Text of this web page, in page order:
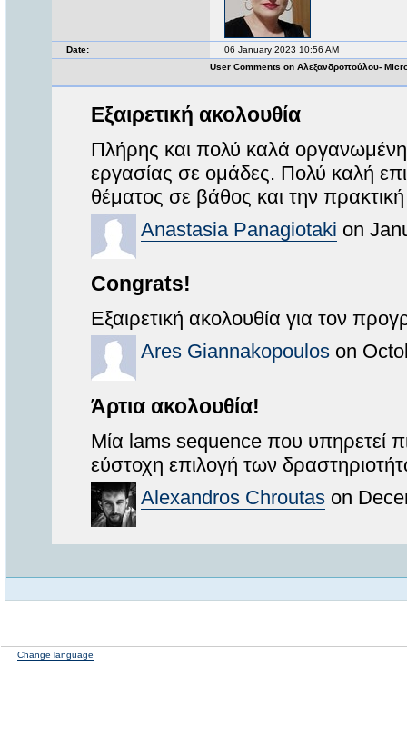
Date:
06 January 2023 10:56 AM
User Comments on Αλεξανδροπούλου-
Εξαιρετική ακολουθία
Πλήρης και πολύ καλά
εργασίας σε ομάδες. Πολύ καλή
θέματος σε βάθος και την
Anastasia Panagiotaki on
Congrats!
Εξαιρετική ακολουθία για τον
Ares Giannakopoulos on
Άρτια ακολουθία!
Μία lams sequence που υπηρετεί
εύστοχη επιλογή των
Alexandros Chroutas on
Change language